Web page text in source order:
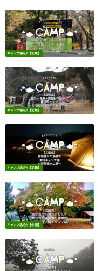
キャンプ場紹介【近畿】
キャンプ場紹介【近畿】
キャンプ場紹介【近畿】
キャンプ場紹介【中国】